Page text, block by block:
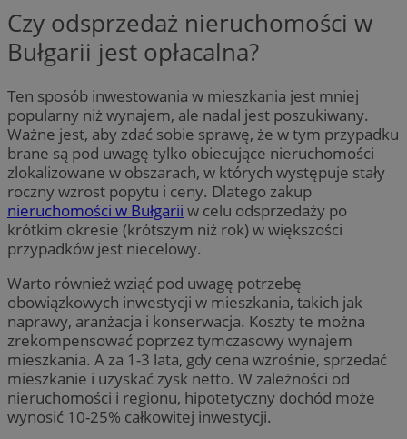
Czy odsprzedaż nieruchomości w
Bułgarii jest opłacalna?
Ten sposób inwestowania w mieszkania jest mniej
popularny niż wynajem, ale nadal jest poszukiwany.
Ważne jest, aby zdać sobie sprawę, że w tym przypadku
brane są pod uwagę tylko obiecujące nieruchomości
zlokalizowane w obszarach, w których występuje stały
roczny wzrost popytu i ceny. Dlatego zakup
nieruchomości w Bułgarii w celu odsprzedaży po
krótkim okresie (krótszym niż rok) w większości
przypadków jest niecelowy.
Warto również wziąć pod uwagę potrzebę
obowiązkowych inwestycji w mieszkania, takich jak
naprawy, aranżacja i konserwacja. Koszty te można
zrekompensować poprzez tymczasowy wynajem
mieszkania. A za 1-3 lata, gdy cena wzrośnie, sprzedać
mieszkanie i uzyskać zysk netto. W zależności od
nieruchomości i regionu, hipotetyczny dochód może
wynosić 10-25% całkowitej inwestycji.